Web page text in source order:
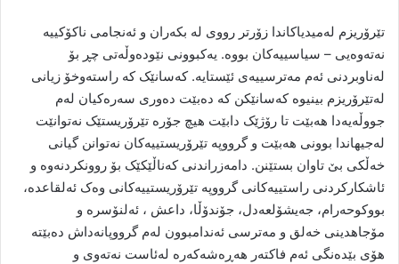
تێرۆریزم لەمیدیاکاندا زۆرتر رووی لە بکەران و ئەنجامی ناکۆکییە
نەتەوەیی – سیاسییەکان بووە. یەکبوونی نێودەوڵەتی چڕ بۆ
لەناوبردنی ئەم مەترسییەی ئێستایە. کەسانێک کە راستەوخۆ زیانی
لەتێرۆریزم بینیوە کەسانێکن کە دەبێت دەوری سەرەکیان لەم
جووڵەیەدا هەبێت تا رۆژێک دابێت هیچ جۆرە تێرۆریستێک نەتوانێت
لەجیهاندا بوونی هەبێت و گرووپە تێرۆریستییەکان نەتوانن گیانی
خەڵکی بێ تاوان بستێنن. دامەزراندنی کەناڵێکێک بۆ روونکردنەوە و
ئاشکارکردنی راستییەکانی گرووپە تێرۆریستییەکانی وەک ئەلقاعدە،
بووکوحەرام، جەیشۆلعەدل، جۆندۆڵا، داعش ، ئەلنۆسرە و
مۆجاهدینی خەلق و مەترسی ئەندامبوون لەم گرووپانەداش دەبێتە
هۆی بێدەنگی ئەم فاکتەر هەڕەشەکەرە لەئاست نەتەوی و